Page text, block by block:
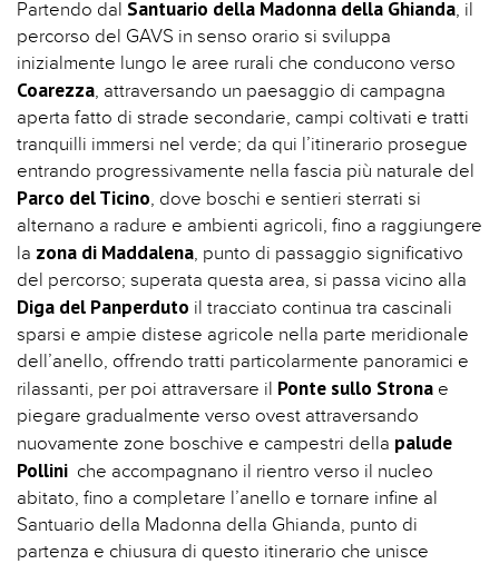
Partendo dal Santuario della Madonna della Ghianda, il
percorso del GAVS in senso orario si sviluppa
inizialmente lungo le aree rurali che conducono verso
Coarezza, attraversando un paesaggio di campagna
aperta fatto di strade secondarie, campi coltivati e tratti
tranquilli immersi nel verde; da qui l’itinerario prosegue
entrando progressivamente nella fascia più naturale del
Parco del Ticino, dove boschi e sentieri sterrati si
alternano a radure e ambienti agricoli, fino a raggiungere
la zona di Maddalena, punto di passaggio significativo
del percorso; superata questa area, si passa vicino alla
Diga del Panperduto il tracciato continua tra cascinali
sparsi e ampie distese agricole nella parte meridionale
dell’anello, offrendo tratti particolarmente panoramici e
rilassanti, per poi attraversare il Ponte sullo Strona e
piegare gradualmente verso ovest attraversando
nuovamente zone boschive e campestri della palude
Pollini che accompagnano il rientro verso il nucleo
abitato, fino a completare l’anello e tornare infine al
Santuario della Madonna della Ghianda, punto di
partenza e chiusura di questo itinerario che unisce